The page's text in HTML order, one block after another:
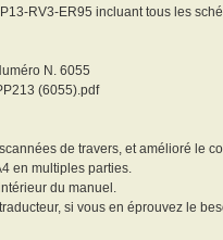
RV3-ER95 incluant tous les
N. 6055
(6055).pdf
de travers, et amélioré le
en multiples parties.
du manuel.
si vous en éprouvez le